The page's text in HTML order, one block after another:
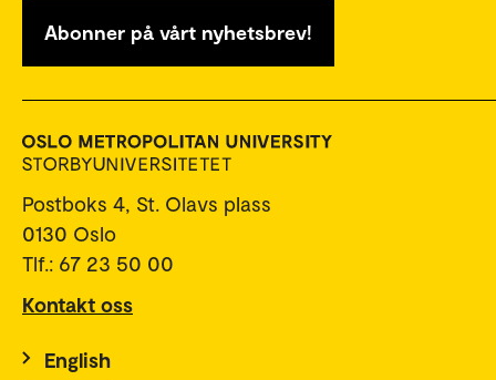
Abonner på vårt nyhetsbrev!
Postboks 4, St. Olavs plass
0130 Oslo
Tlf.: 67 23 50 00
Kontakt oss
English